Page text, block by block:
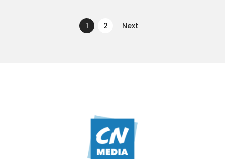
PAGE
1 PAGE
2 Next